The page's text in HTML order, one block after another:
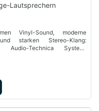
Lautsprechern
Vinyl-Sound, moderne
starken Stereo-Klang:
Audio-Technica System,